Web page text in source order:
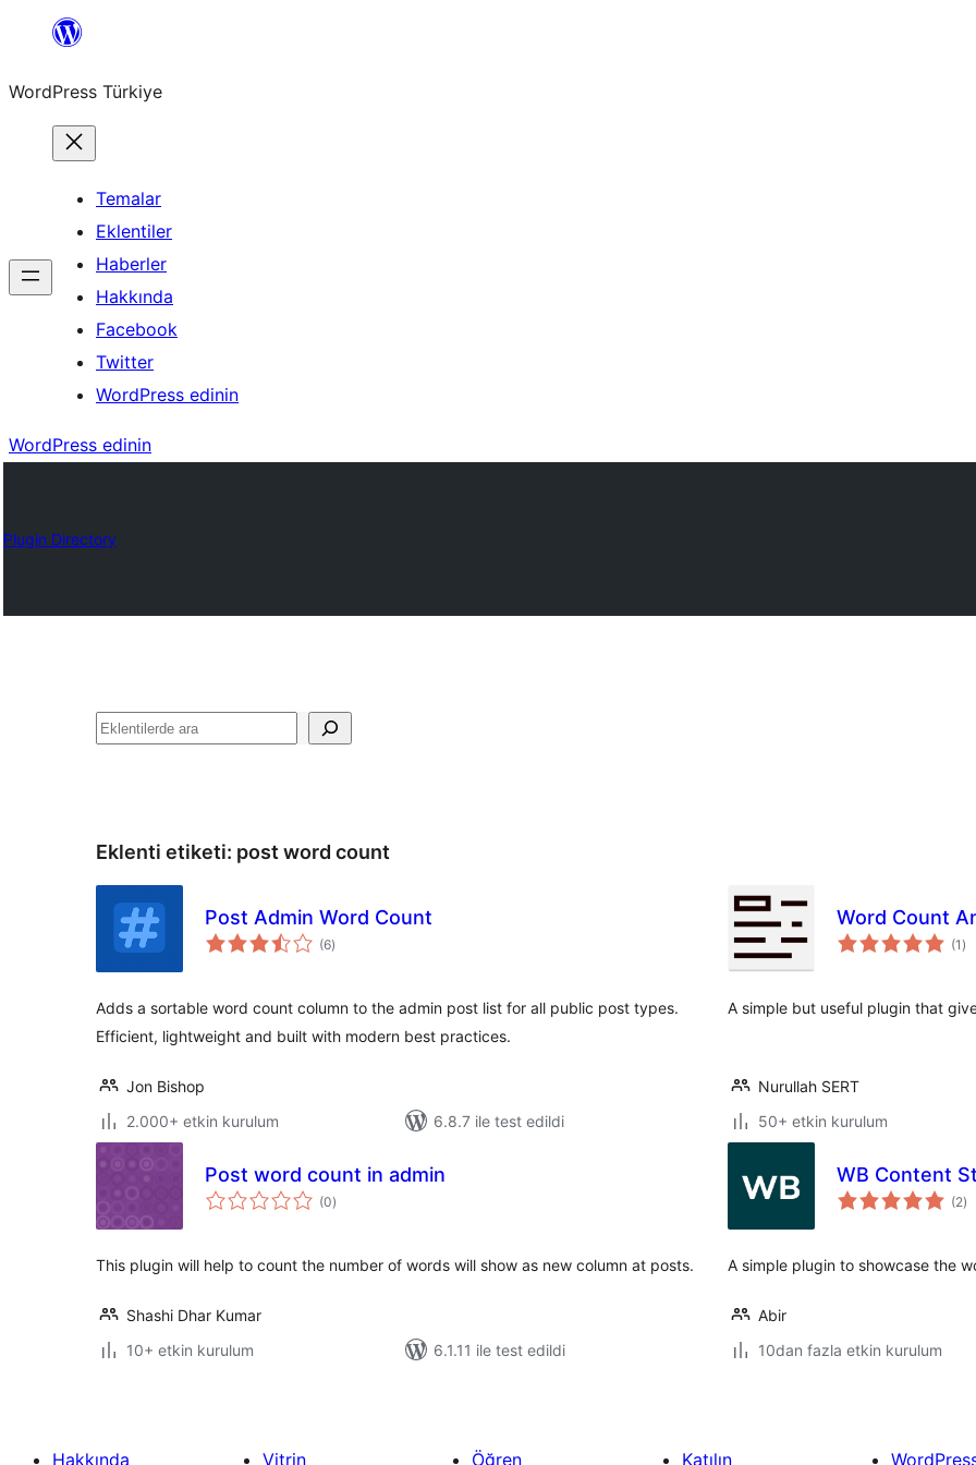
İçeriğe
WordPress Türkiye
Temalar
Eklentiler
Haberler
Hakkında
Facebook
Twitter
WordPress edinin
WordPress edinin
Plugin Directory
Ara
Eklenti etiketi: post word count
Post Admin Word Count
(6toplam
puan
)
Adds a sortable word count column to the admin post list for all public post types.
Efficient, lightweight and built with modern best practices.
Jon Bishop
2.000+ etkin kurulum
6.8.7 ile test edildi
Word Count
(1 )
A simple but useful plugin that
Nurullah SERT
50+ etkin kurulum
Post word count in admin
(0toplam
puan
)
This plugin will help to count the number of words will show as new column at posts.
Shashi Dhar Kumar
10+ etkin kurulum
6.1.11 ile test edildi
WB Content
(2)
A simple plugin to showcase the
Abir
10dan fazla etkin kurulum
Hakkında Vitrin Öğren Katılın